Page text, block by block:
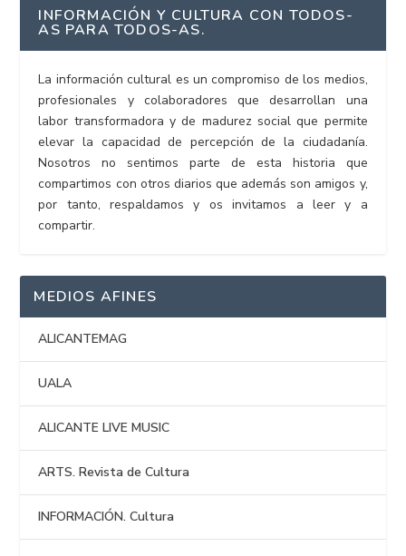
INFORMACIÓN Y CULTURA CON TODOS-
AS PARA TODOS-AS.
La información cultural es un compromiso de los medios,
profesionales y colaboradores que desarrollan una
labor transformadora y de madurez social que permite
elevar la capacidad de percepción de la ciudadanía.
Nosotros no sentimos parte de esta historia que
compartimos con otros diarios que además son amigos y,
por tanto, respaldamos y os invitamos a leer y a
compartir.
MEDIOS AFINES
ALICANTEMAG
UALA
ALICANTE LIVE MUSIC
ARTS. Revista de Cultura
INFORMACIÓN. Cultura